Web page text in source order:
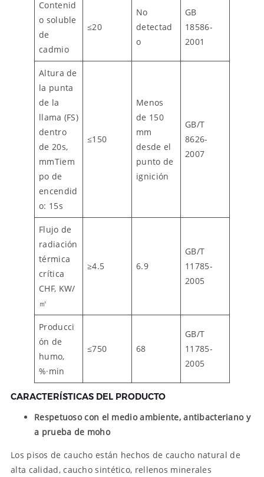
Contenid
o soluble
de
cadmio
≤20
No
detectad
o
GB
18586-
2001
Altura de
la punta
de la
llama (FS)
dentro
de 20s,
mmTiem
po de
encendid
o: 15s
≤150
Menos
de 150
mm
desde el
punto de
ignición
GB/T
8626-
2007
Flujo de
radiación
térmica
crítica
CHF, KW/
㎡
≥4.5 6.9
GB/T
11785-
2005
Producci
ón de
humo,
%·min
≤750 68
GB/T
11785-
2005
CARACTERÍSTICAS DEL PRODUCTO
Respetuoso con el medio ambiente, antibacteriano y
a prueba de moho
Los pisos de caucho están hechos de caucho natural de
alta calidad, caucho sintético, rellenos minerales